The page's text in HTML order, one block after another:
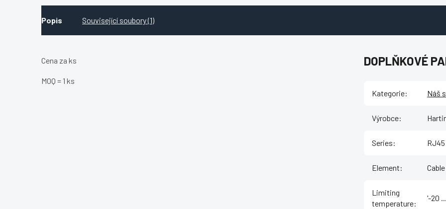
Popis Související soubory (1)
Cena za ks
MOQ = 1 ks
DOPLŇKOVÉ
Kategorie: Náš
Výrobce:
Series: RJ45
Element:
Limiting
temperature:
'-20